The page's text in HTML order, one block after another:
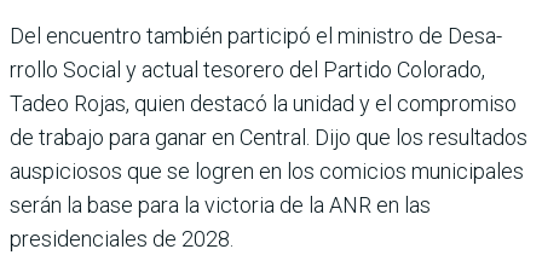
Del encuentro también par­ticipó el ministro de Desa­
rrollo Social y actual teso­rero del Partido Colorado,
Tadeo Rojas, quien destacó la unidad y el compromiso
de trabajo para ganar en Cen­tral. Dijo que los resultados
auspiciosos que se logren en los comicios municipales
serán la base para la victoria de la ANR en las
presidencia­les de 2028.